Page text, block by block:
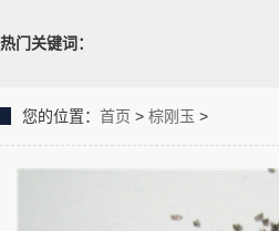
热门关键词：
您的位置： 首页 > 棕刚玉 >